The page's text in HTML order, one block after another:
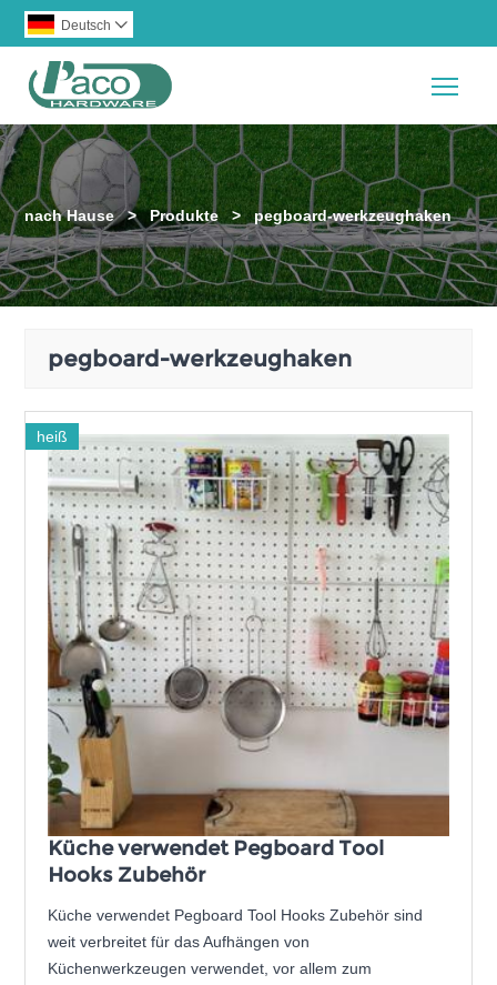
Deutsch 
nach Hause > Produkte > pegboard-werkzeughaken
pegboard-werkzeughaken
heiß
Küche verwendet Pegboard Tool
Hooks Zubehör
Küche verwendet Pegboard Tool Hooks Zubehör sind
weit verbreitet für das Aufhängen von
Küchenwerkzeugen verwendet, vor allem zum